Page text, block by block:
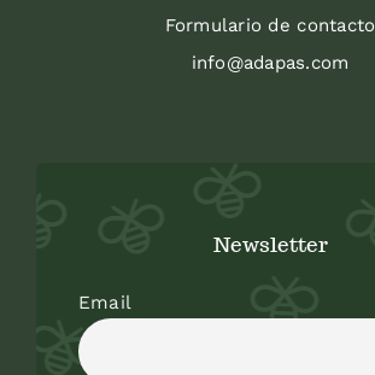
Formulario de contacto
info@adapas.com
Newsletter
Email